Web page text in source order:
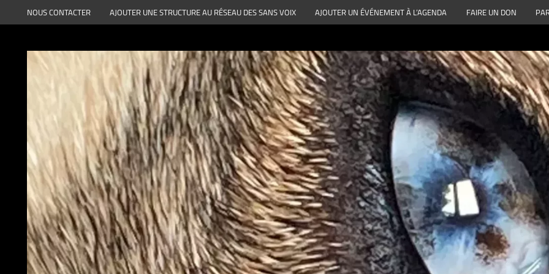
au
NOUS CONTACTER AJOUTER UNE STRUCTURE AU RÉSEAU DES SANS VOIX AJOUTER UN ÉVÉNEMENT À L’AGENDA FAIRE UN DON